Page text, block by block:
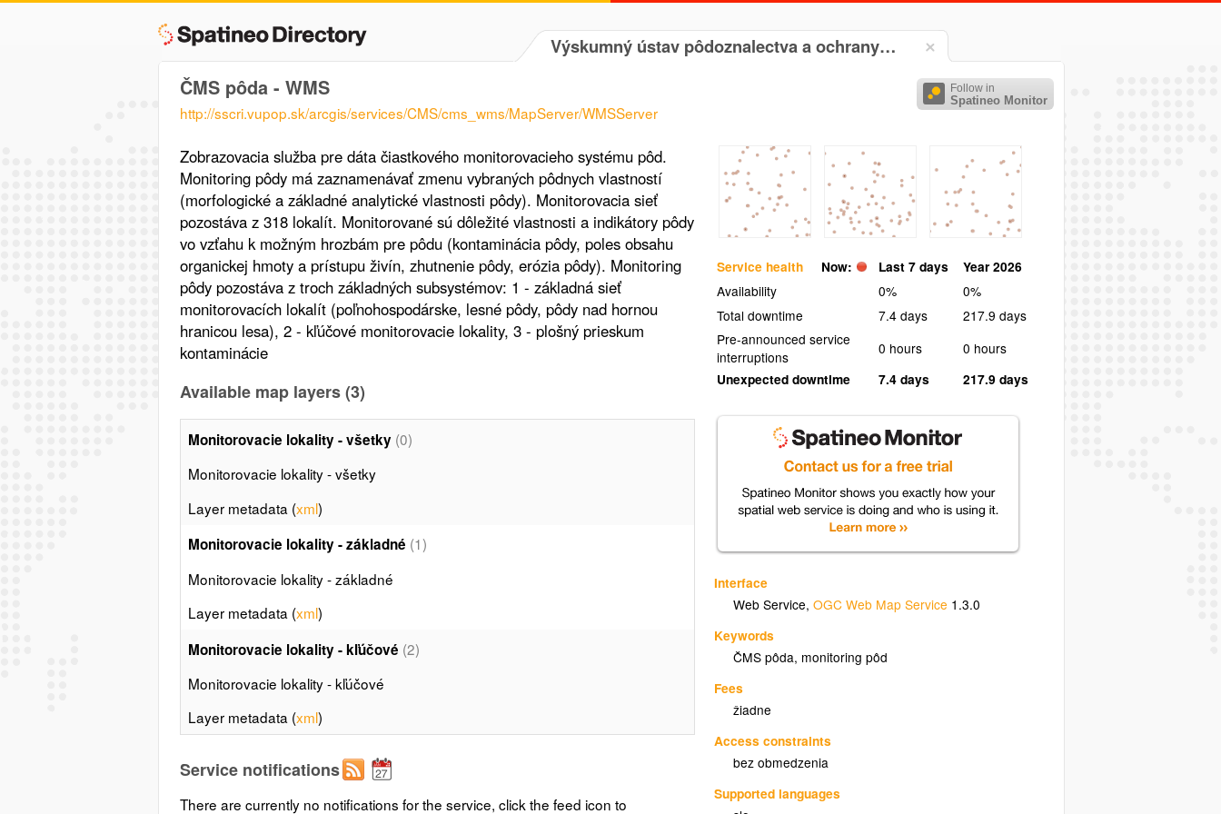
Výskumný ústav pôdoznalectva a ochrany…
Follow in
Spatineo Monitor
ČMS pôda - WMS
http://sscri.vupop.sk/arcgis/services/CMS/cms_wms/MapServer/WMSServer
Service health Now: Last 7 days
Year 2026
Availability
0%
0%
Total downtime
7.4 days
217.9 days
Pre-announced service
interruptions
0 hours
0 hours
Unexpected downtime
7.4 days 217.9 days
Interface
Web Service,OGC Web Map Service 1.3.0
Keywords
ČMS pôda, monitoring pôd
Fees
žiadne
Access constraints
bez obmedzenia
Supported languages
Zobrazovacia služba pre dáta čiastkového monitorovacieho systému pôd.
Monitoring pôdy má zaznamenávať zmenu vybraných pôdnych vlastností
(morfologické a základné analytické vlastnosti pôdy). Monitorovacia sieť
pozostáva z 318 lokalít. Monitorované sú dôležité vlastnosti a indikátory pôdy
vo vzťahu k možným hrozbám pre pôdu (kontaminácia pôdy, poles obsahu
organickej hmoty a prístupu živín, zhutnenie pôdy, erózia pôdy). Monitoring
pôdy pozostáva z troch základných subsystémov: 1 - základná sieť
monitorovacích lokalít (poľnohospodárske, lesné pôdy, pôdy nad hornou
hranicou lesa), 2 - kľúčové monitorovacie lokality, 3 - plošný prieskum
kontaminácie
Available map layers (3)
Monitorovacie lokality - všetky (0)
Monitorovacie lokality - všetky
Layer metadata (xml)
Monitorovacie lokality - základné (1)
Monitorovacie lokality - základné
Layer metadata (xml)
Monitorovacie lokality - kľúčové (2)
Monitorovacie lokality - kľúčové
Layer metadata (xml)
Service notifications
There are currently no notifications for the service, click the feed icon to